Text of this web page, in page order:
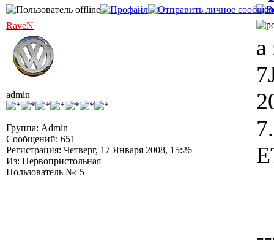
RaveN
admin
Группа: Admin
Сообщений: 651
Регистрация: Четверг, 17 Января 2008, 15:26
Из: Первопристольная
Пользователь №: 5
а